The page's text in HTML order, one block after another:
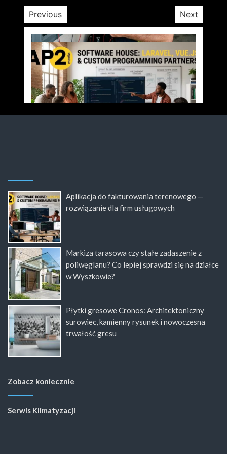
Previous Next
Aplikacja do fakturowania terenowego —
rozwiązanie dla firm usługowych
Markiza tarasowa czy stałe zadaszenie z
poliwęglanu? Co lepiej sprawdzi się na działce
w Wyszkowie?
Płytki gresowe Cronos: Architektoniczny
surowiec, kamienny rysunek i nowoczesna
trwałość gresu
Zobacz koniecznie
Serwis Klimatyzacji